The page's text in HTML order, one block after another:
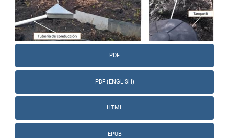
PDF
PDF (ENGLISH)
HTML
EPUB